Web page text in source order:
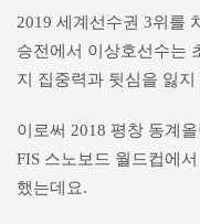
2019 세계선수권 3위를
승전에서 이상호선수는
지 집중력과 뒷심을 잃
이로써 2018 평창 동계
FIS 스노보드 월드컵에
했는데요.